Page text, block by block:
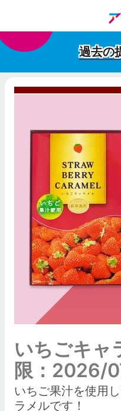
過去の
いちごキャ
限：2026/
いちご果汁を使用
ラメルです！